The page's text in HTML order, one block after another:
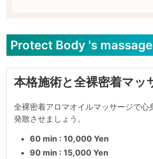
Protect Body 's
本格施術と全裸密着マッ
全裸密着アロマオイルマッサージで心
発散させましょう。
60 min : 10,000 Yen
90 min : 15,000 Yen